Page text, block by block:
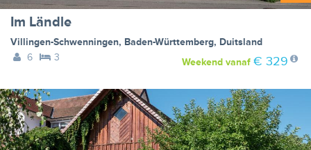
Im Ländle
Villingen-Schwenningen, Baden-Württemberg, Duitsland
6
3 Weekendvanaf € 329